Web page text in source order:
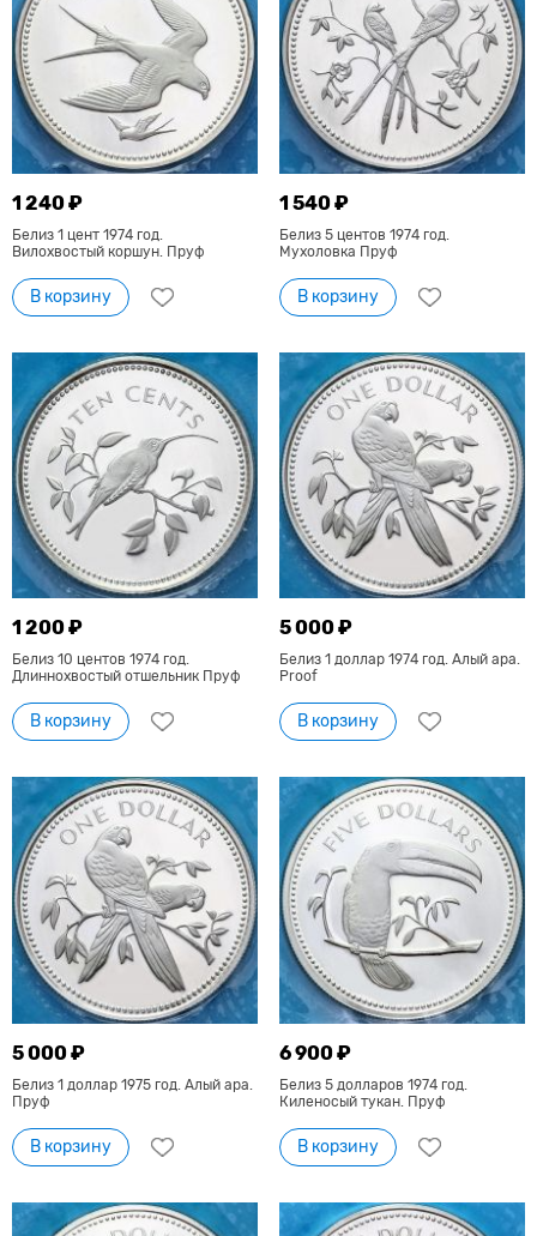
1 240 ₽
Белиз 1 цент 1974 год.
Вилохвостый коршун. Пруф
В корзину
1 540 ₽
Белиз 5 центов 1974 год.
Мухоловка Пруф
В корзину
1 200 ₽
Белиз 10 центов 1974 год.
Длиннохвостый отшельник Пруф
В корзину
5 000 ₽
Белиз 1 доллар 1974 год. Алый ара.
Proof
В корзину
5 000 ₽
Белиз 1 доллар 1975 год. Алый ара.
Пруф
В корзину
6 900 ₽
Белиз 5 долларов 1974 год.
Киленосый тукан. Пруф
В корзину